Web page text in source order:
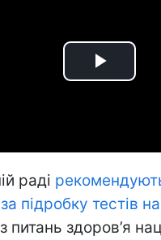
Play
раді
підробку тестів
питань здоров’я